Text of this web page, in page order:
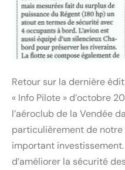
Retour sur la dernière
« Info Pilote » d’octobre
l’aéroclub de la Vendée
particulièrement de
important
d’améliorer la sécurité